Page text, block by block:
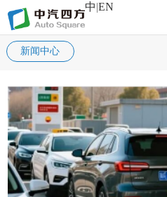
中|EN
新闻中心